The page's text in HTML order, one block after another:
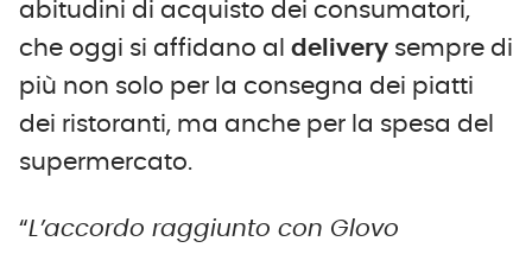
abitudini di acquisto dei consumatori,
che oggi si affidano al delivery sempre di
più non solo per la consegna dei piatti
dei ristoranti, ma anche per la spesa del
supermercato.
“L’accordo raggiunto con Glovo